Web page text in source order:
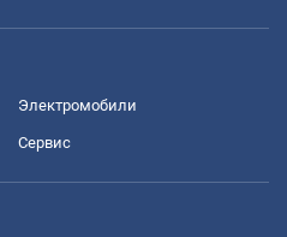
Электромобили
Сервис